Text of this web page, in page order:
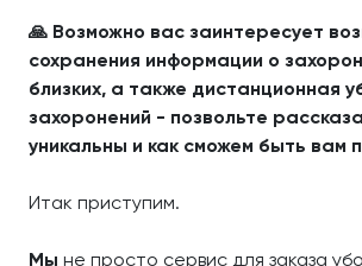
🙏 Возможно вас заинтересует
сохранения информации о
близких, а также дистанционная
захоронений - позвольте
уникальны и как сможем быть вам
Итак приступим.
Мы не просто сервис для заказа